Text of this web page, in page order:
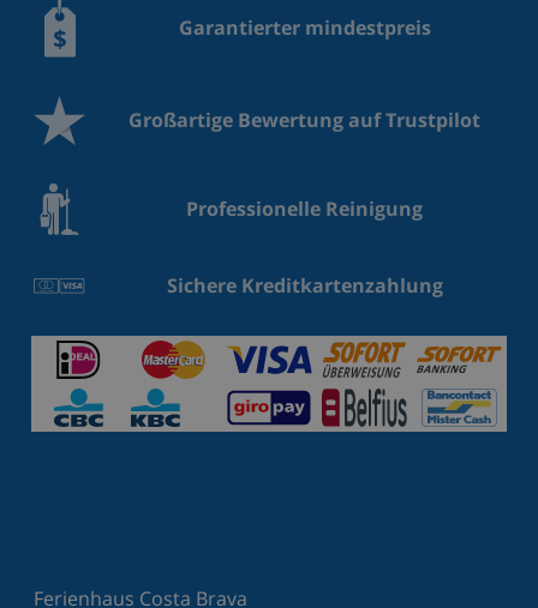
Garantierter mindestpreis
Großartige Bewertung auf Trustpilot
Professionelle Reinigung
Sichere Kreditkartenzahlung
Ferienhaus Costa Brava